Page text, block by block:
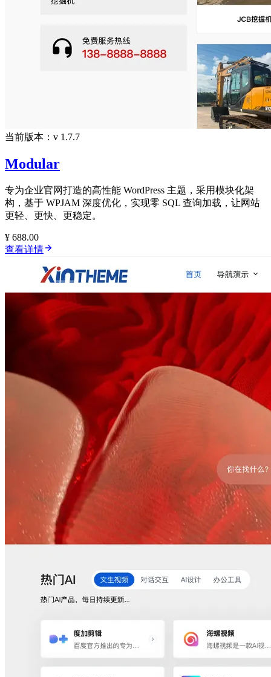
当前版本：v 1.7.7
Modular
专为企业官网打造的高性能 WordPress 主题，采用模块化架
构，基于 WPJAM 深度优化，实现零 SQL 查询加载，让网站
更轻、更快、更稳定。
¥ 688.00
查看详情